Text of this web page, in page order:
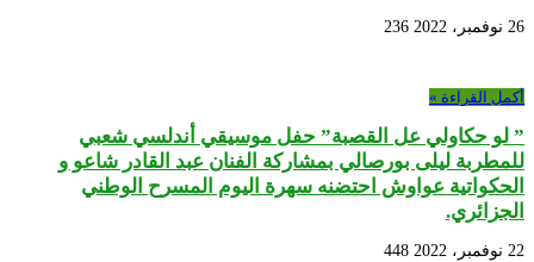
26 نوفمبر، 2022 236
أكمل القراءة »
” لو حكاولي عل القصبة” حفل موسيقي أندلسي شعبي
للمطربة ليلى بورصالي بمشاركة الفنان عبد القادر شاعو و
الحكواتية عواوش احتضنه سهرة اليوم المسرح الوطني
الجزائري.
22 نوفمبر، 2022 448